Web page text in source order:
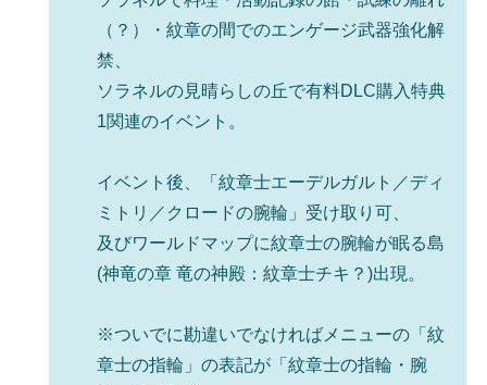
（？）・紋章の間でのエンゲージ武器強化解
禁、
ソラネルの見晴らしの丘で有料DLC購入特典
1関連のイベント。
イベント後、「紋章士エーデルガルト／ディ
ミトリ／クロードの腕輪」受け取り可、
及びワールドマップに紋章士の腕輪が眠る島
(神竜の章 竜の神殿：紋章士チキ？)出現。
※ついでに勘違いでなければメニューの「紋
章士の指輪」の表記が「紋章士の指輪・腕